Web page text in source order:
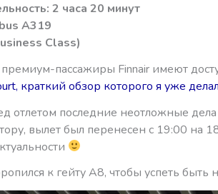
2 часа 20 минут
A319
Class)
пассажиры Finnair имеют
краткий обзор которого я уже
отлетом последние неотложные
вылет был перенесен с 19:00 на
к гейту А8, чтобы успеть